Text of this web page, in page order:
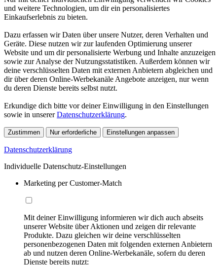
und weitere Technologien, um dir ein personalisiertes
Einkaufserlebnis zu bieten.
Dazu erfassen wir Daten über unsere Nutzer, deren Verhalten und
Geräte. Diese nutzen wir zur laufenden Optimierung unserer
Website und um dir personalisierte Werbung und Inhalte anzuzeigen
sowie zur Analyse der Nutzungsstatistiken. Außerdem können wir
deine verschlüsselten Daten mit externen Anbietern abgleichen und
dir über deren Online-Werbekanäle Angebote anzeigen, nur wenn
du deren Dienste bereits selbst nutzt.
Erkundige dich bitte vor deiner Einwilligung in den Einstellungen
sowie in unsererDatenschutzerklärung.
Zustimmen Nur erforderliche Einstellungen anpassen
Datenschutzerklärung
Individuelle Datenschutz-Einstellungen
Marketing per Customer-Match
Mit deiner Einwilligung informieren wir dich auch abseits
unserer Website über Aktionen und zeigen dir relevante
Produkte. Dazu gleichen wir deine verschlüsselten
personenbezogenen Daten mit folgenden externen Anbietern
ab und nutzen deren Online-Werbekanäle, sofern du deren
Dienste bereits nutzt: